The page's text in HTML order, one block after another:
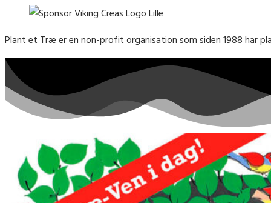
Plant et Træ er en non-profit organisation som siden 1988 har